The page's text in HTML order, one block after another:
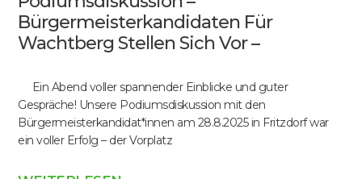
Bürgermeisterkandidaten Für
Wachtberg Stellen Sich Vor –
Ein Abend voller spannender Einblicke und guter
Gespräche! Unsere Podiumsdiskussion mit den
Bürgermeisterkandidat*innen am 28.8.2025 in Fritzdorf war
ein voller Erfolg – der Vorplatz